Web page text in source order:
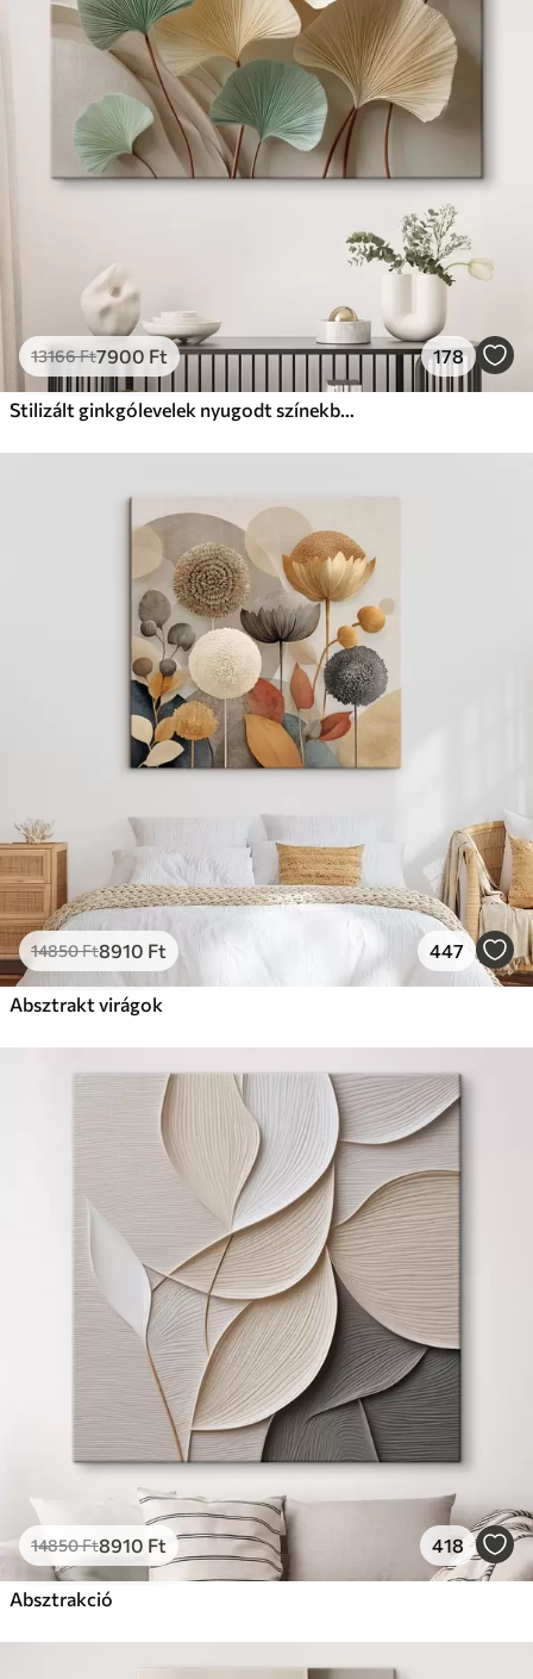
Prémium
Ft
Élénk, gazdag színek
Fakulásálló
✓Biztonságos, szagtalan tinta
Eco-Prémium
Tól12405Ft
✓Élénk, gazdag színek
✓Fakulásálló
Környezetbarát anyag
13166Ft7900 Ft 178
Stilizált ginkgólevelek nyugodt színekben
14850Ft8910 Ft 447
Absztrakt virágok
14850Ft8910 Ft 418
Absztrakció